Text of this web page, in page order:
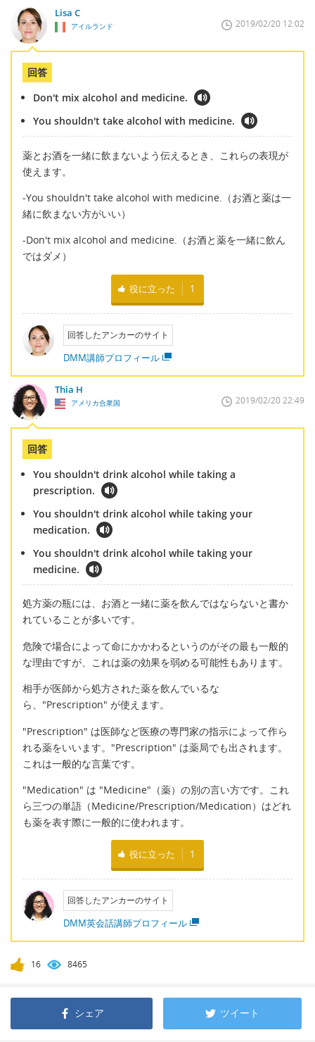
Lisa C
アイルランド 2019/02/20 12:02
回答
Don't mix alcohol and medicine.
You shouldn't take alcohol with medicine.
薬とお酒を一緒に飲まないよう伝えるとき、これらの表現が
使えます。
-You shouldn't take alcohol with medicine.（お酒と薬は一
緒に飲まない方がいい）
-Don't mix alcohol and medicine.（お酒と薬を一緒に飲ん
ではダメ）
役に立った 1
回答したアンカーのサイト
DMM講師プロフィール
Thia H
アメリカ合衆国 2019/02/20 22:49
回答
You shouldn't drink alcohol while taking a
prescription.
You shouldn't drink alcohol while taking your
medication.
You shouldn't drink alcohol while taking your
medicine.
処方薬の瓶には、お酒と一緒に薬を飲んではならないと書か
れていることが多いです。
危険で場合によって命にかかわるというのがその最も一般的
な理由ですが、これは薬の効果を弱める可能性もあります。
相手が医師から処方された薬を飲んでいるな
ら、"Prescription" が使えます。
"Prescription" は医師など医療の専門家の指示によって作ら
れる薬をいいます。"Prescription" は薬局でも出されます。
これは一般的な言葉です。
"Medication" は "Medicine"（薬）の別の言い方です。これ
ら三つの単語（Medicine/Prescription/Medication）はどれ
も薬を表す際に一般的に使われます。
役に立った 1
回答したアンカーのサイト
DMM英会話講師プロフィール
16 8465
シェア ツイート